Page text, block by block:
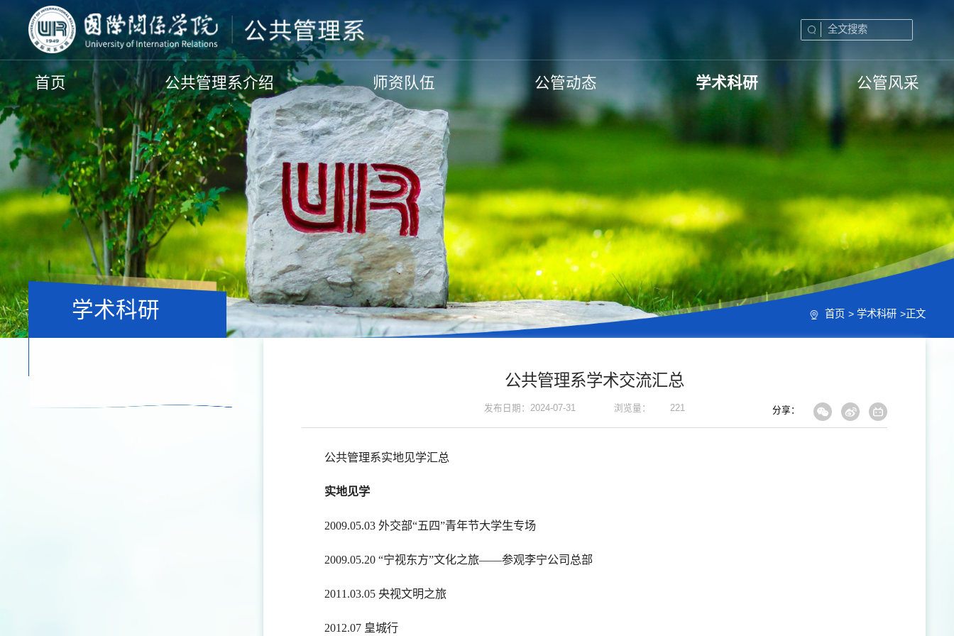
首页 公共管理系介绍 师资队伍 公管动态 学术科研 公管风采
首页 > 学术科研 >正文
学术科研
公共管理系学术交流汇总
发布日期：2024-07-31 浏览量： 221 分享：
公共管理系实地见学汇总
实地见学
2009.05.03 外交部“五四”青年节大学生专场
2009.05.20 “宁视东方”文化之旅——参观李宁公司总部
2011.03.05 央视文明之旅
2012.07 皇城行